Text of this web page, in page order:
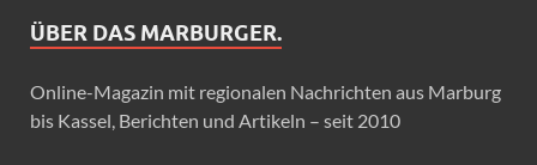
ÜBER DAS MARBURGER.
Online-Magazin mit regionalen Nachrichten aus Marburg
bis Kassel, Berichten und Artikeln – seit 2010